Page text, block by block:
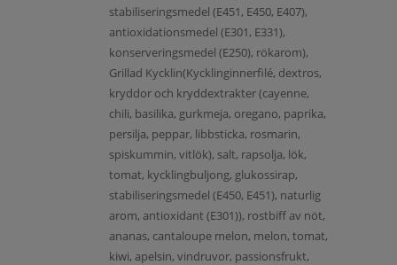
stabiliseringsmedel (E451, E450, E407),
antioxidationsmedel (E301, E331),
konserveringsmedel (E250), rökarom),
Grillad Kycklin(Kycklinginnerfilé, dextros,
kryddor och kryddextrakter (cayenne,
chili, basilika, gurkmeja, oregano, paprika,
persilja, peppar, libbsticka, rosmarin,
spiskummin, vitlök), salt, rapsolja, lök,
tomat, kycklingbuljong, glukossirap,
stabiliseringsmedel (E450, E451), naturlig
arom, antioxidant (E301)), rostbiff av nöt,
ananas, cantaloupe melon, melon, tomat,
kiwi, apelsin, vindruvor, passionsfrukt,